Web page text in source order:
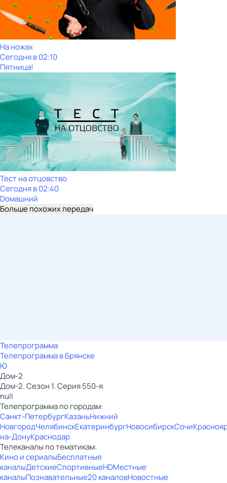
На ножах
Сегодня в 02:10
Пятница!
Тест на отцовство
Сегодня в 02:40
Dомашний
Больше похожих передач
Телепрограмма
Телепрограмма в Брянске
Ю
Дом-2
Дом-2. Сезон 1. Серия 550-я
null
Телепрограмма по городам:
Санкт-ПетербургКазаньНижний
НовгородЧелябинскЕкатеринбургНовосибирскСочи
на-ДонуКраснодар
Телеканалы по тематикам:
Кино и сериалыБесплатные
каналыДетскиеСпортивныеHDМестные
каналыПознавательные20 каналовНовостные